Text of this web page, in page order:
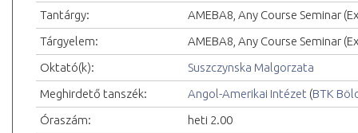
Tantárgy:
AMEBA8, Any Course Seminar
Tárgyelem:
AMEBA8, Any Course Seminar
Oktató(k):
Suszczynska Malgorzata
Meghirdető tanszék:
Angol-Amerikai Intézet (BTK
Óraszám:
heti 2.00